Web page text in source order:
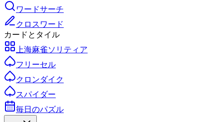
ワードサーチ
クロスワード
カードとタイル
上海麻雀ソリティア
フリーセル
クロンダイク
スパイダー
毎日のパズル